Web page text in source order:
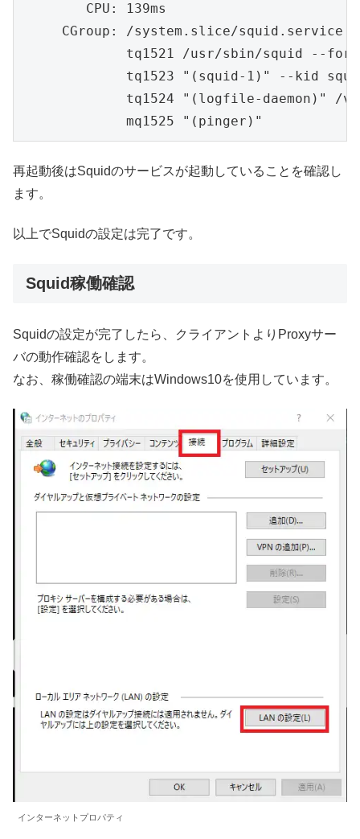
        CPU: 139ms
     CGroup: /system.slice/squid.service
tq1521 /usr/sbin/squid --
tq1523 "(squid-1)" --kid
tq1524 "(logfile-daemon)" /
             mq1525 "(pinger)"
再起動後はSquidのサービスが起動していることを確認し
ます。
以上でSquidの設定は完了です。
Squid稼働確認
Squidの設定が完了したら、クライアントよりProxyサー
バの動作確認をします。
なお、稼働確認の端末はWindows10を使用しています。
インターネットプロパティ